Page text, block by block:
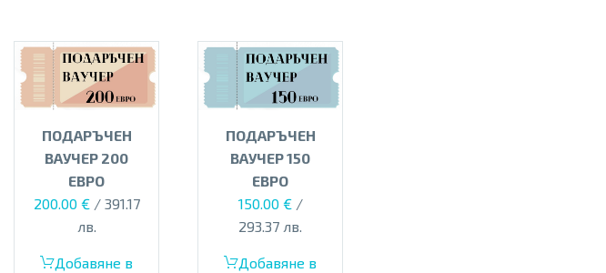
ПОДАРЪЧЕН
ВАУЧЕР 200
ЕВРО
200.00 € / 391.17
лв.
Добавяне в
ПОДАРЪЧЕН
ВАУЧЕР 150
ЕВРО
150.00 € /
293.37 лв.
Добавяне в